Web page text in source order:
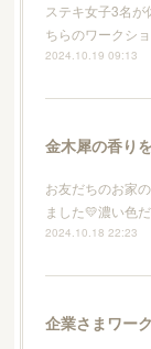
ステキ女子3名が
ちらのワークシ
2024.10.19 09:13
金木犀の香り
お友だちのお家
ました💛濃い色
2024.10.18 22:23
企業さまワー